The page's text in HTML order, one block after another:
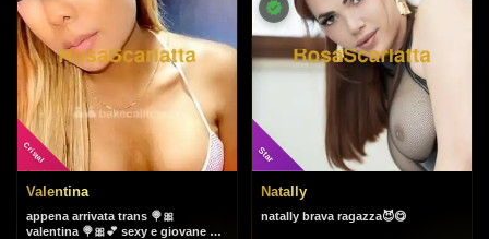
Cristal
Valentina
appena arrivata trans 🍭🎀
valentina 🍭🎀💕 sexy e giovane 💕
Star
Natally
natally brava ragazza😈😋